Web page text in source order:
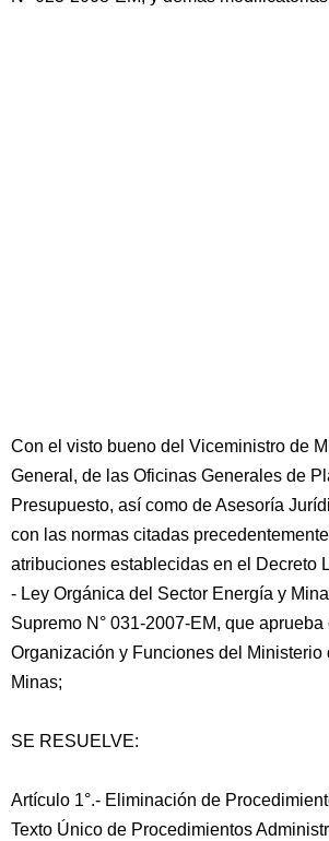
Con el visto bueno del Viceministro de
General, de las Oficinas Generales de
Presupuesto, así como de Asesoría
con las normas citadas
atribuciones establecidas en el Decreto
- Ley Orgánica del Sector Energía y
Supremo N° 031-2007-EM, que
Organización y Funciones del Ministerio
Minas;
SE RESUELVE:
Artículo 1°.- Eliminación de
Texto Único de Procedimientos